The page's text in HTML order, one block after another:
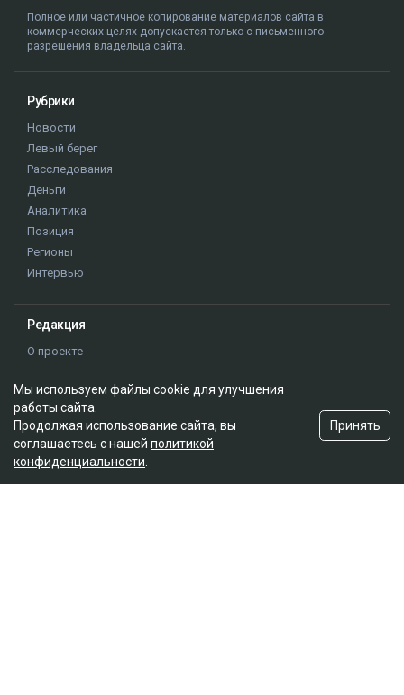
Полное или частичное копирование материалов сайта в
коммерческих целях допускается только с письменного
разрешения владельца сайта.
Рубрики
Новости
Левый берег
Расследования
Деньги
Аналитика
Позиция
Регионы
Интервью
Редакция
О проекте
Реклама на сайте
Контакты
Редакционная политика
Мы в социальных сетях
Мы используем файлы cookie для улучшения
работы сайта.
Продолжая использование сайта, вы
соглашаетесь с нашей политикой
конфиденциальности
Принять